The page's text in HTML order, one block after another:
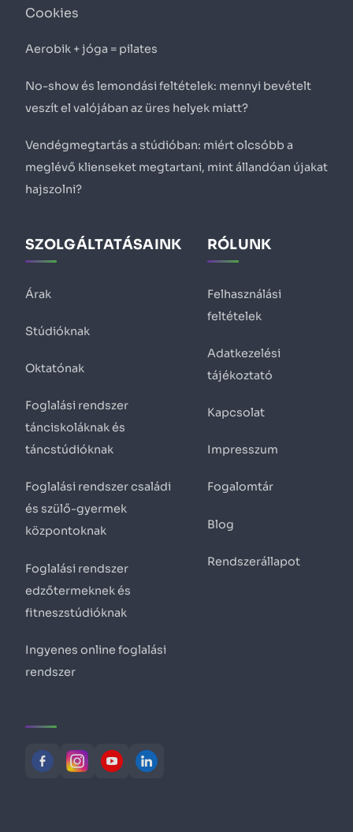
Cookies
Aerobik + jóga = pilates
No-show és lemondási feltételek: mennyi bevételt
veszít el valójában az üres helyek miatt?
Vendégmegtartás a stúdióban: miért olcsóbb a
meglévő klienseket megtartani, mint állandóan újakat
hajszolni?
SZOLGÁLTATÁSAINK
Árak
Stúdióknak
Oktatónak
Foglalási rendszer
tánciskoláknak és
táncstúdióknak
Foglalási rendszer családi
és szülő-gyermek
központoknak
Foglalási rendszer
edzőtermeknek és
fitneszstúdióknak
Ingyenes online foglalási
rendszer
RÓLUNK
Felhasználási
feltételek
Adatkezelési
tájékoztató
Kapcsolat
Impresszum
Fogalomtár
Blog
Rendszerállapot